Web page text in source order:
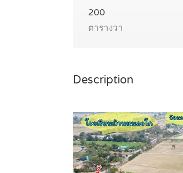
200
ตารางวา
Description